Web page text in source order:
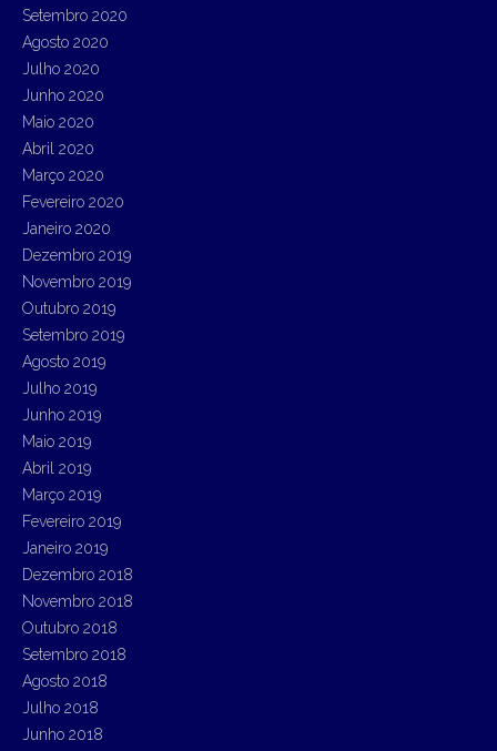
Setembro 2020
Agosto 2020
Julho 2020
Junho 2020
Maio 2020
Abril 2020
Março 2020
Fevereiro 2020
Janeiro 2020
Dezembro 2019
Novembro 2019
Outubro 2019
Setembro 2019
Agosto 2019
Julho 2019
Junho 2019
Maio 2019
Abril 2019
Março 2019
Fevereiro 2019
Janeiro 2019
Dezembro 2018
Novembro 2018
Outubro 2018
Setembro 2018
Agosto 2018
Julho 2018
Junho 2018